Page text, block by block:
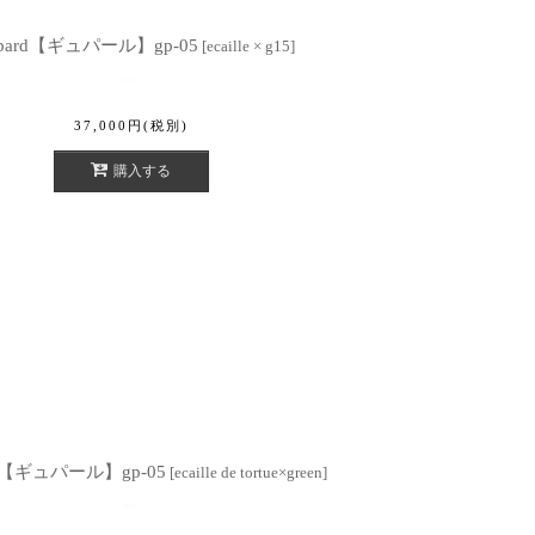
【ギュパール】gp-05 [ecaille × g15]
37,000 円 (税別)
購入する
ギュパール】gp-05 [ecaille de tortue×green]